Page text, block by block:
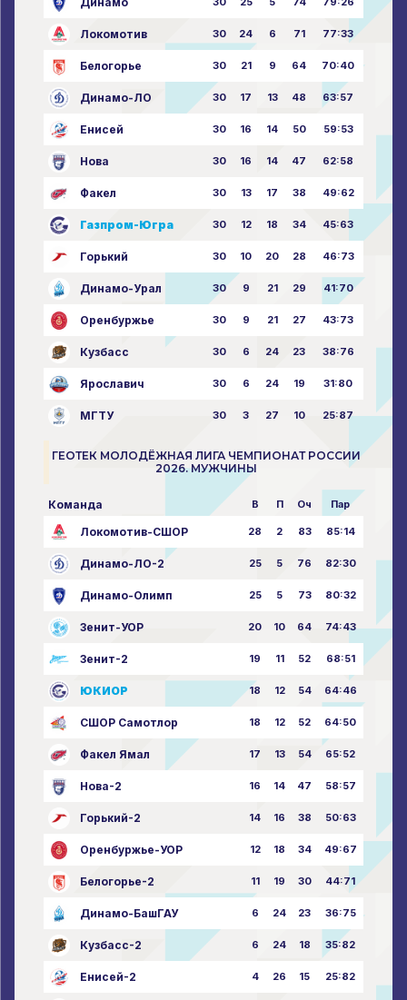
Локомотив 30 24 6 71 77:33
Белогорье 30 21 9 64 70:40
Динамо-ЛО 30 17 13 48 63:57
Енисей 30 16 14 50 59:53
Нова 30 16 14 47 62:58
Факел 30 13 17 38 49:62
Газпром-Югра 30 12 18 34 45:63
Горький 30 10 20 28 46:73
Динамо-Урал 30 9 21 29 41:70
Оренбуржье 30 9 21 27 43:73
Кузбасс 30 6 24 23 38:76
Ярославич 30 6 24 19 31:80
МГТУ 30 3 27 10 25:87
ГЕОТЕК МОЛОДЁЖНАЯ ЛИГА ЧЕМПИОНАТ РОССИИ
2026. МУЖЧИНЫ
Команда В П Оч Пар
Локомотив-СШОР 28 2 83 85:14
Динамо-ЛО-2 25 5 76 82:30
Динамо-Олимп 25 5 73 80:32
Зенит-УОР 20 10 64 74:43
Зенит-2 19 11 52 68:51
ЮКИОР 18 12 54 64:46
СШОР Самотлор 18 12 52 64:50
Факел Ямал 17 13 54 65:52
Нова-2 16 14 47 58:57
Горький-2 14 16 38 50:63
Оренбуржье-УОР 12 18 34 49:67
Белогорье-2 11 19 30 44:71
Динамо-БашГАУ 6 24 23 36:75
Кузбасс-2 6 24 18 35:82
Енисей-2 4 26 15 25:82